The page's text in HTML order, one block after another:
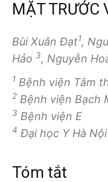
MẶT TRƯỚC
Bùi Xuân Đạt1,
Hảo 3, Nguyễn
1 Bệnh viện Tâm
2 Bệnh viện Bạch
3 Bệnh viện E
4 Đại học Y Hà Nội
Tóm tắt